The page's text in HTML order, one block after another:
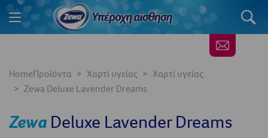
HomeΠροϊόντα Χαρτί υγείας
Χαρτί υγείας
Zewa Deluxe Lavender Dreams
Zewa Deluxe Lavender Dreams